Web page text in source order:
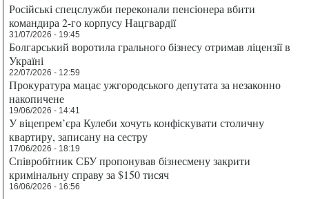
Російські спецслужби переконали пенсіонера вбити
командира 2-го корпусу Нацгвардії
31/07/2026 - 19:45
Болгарський воротила грального бізнесу отримав ліцензії в
Україні
22/07/2026 - 12:59
Прокуратура мацає ужгородського депутата за незаконно
накопичене
19/06/2026 - 14:41
У віцепрем’єра Кулеби хочуть конфіскувати столичну
квартиру, записану на сестру
17/06/2026 - 18:19
Співробітник СБУ пропонував бізнесмену закрити
кримінальну справу за $150 тисяч
16/06/2026 - 16:56